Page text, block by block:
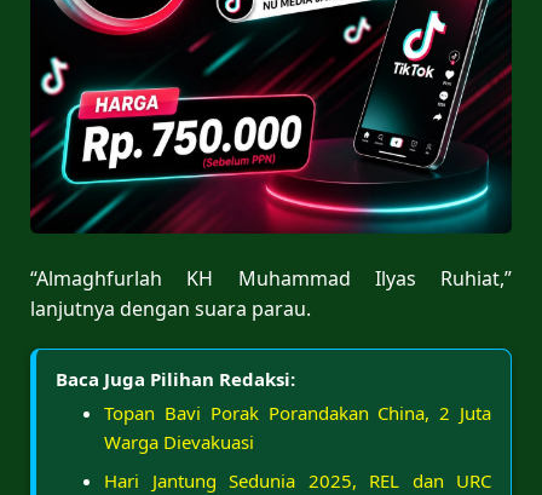
“Almaghfurlah KH Muhammad Ilyas Ruhiat,”
lanjutnya dengan suara parau.
Baca Juga Pilihan Redaksi:
Topan Bavi Porak Porandakan China, 2 Juta
Warga Dievakuasi
Hari Jantung Sedunia 2025, REL dan URC